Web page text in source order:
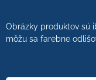
Obrázky produktov sú
môžu sa farebne